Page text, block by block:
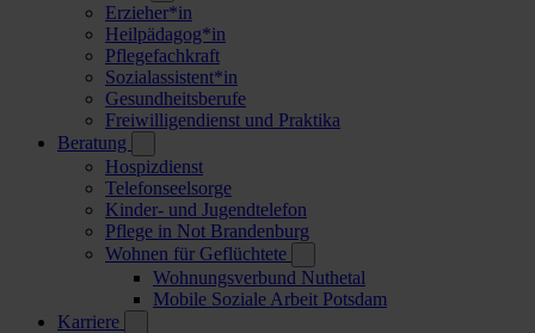
Erzieher*in
Heilpädagog*in
Pflegefachkraft
Sozialassistent*in
Gesundheitsberufe
Freiwilligendienst und Praktika
Beratung
Hospizdienst
Telefonseelsorge
Kinder- und Jugendtelefon
Pflege in Not Brandenburg
Wohnen für Geflüchtete
Wohnungsverbund Nuthetal
Mobile Soziale Arbeit Potsdam
Karriere